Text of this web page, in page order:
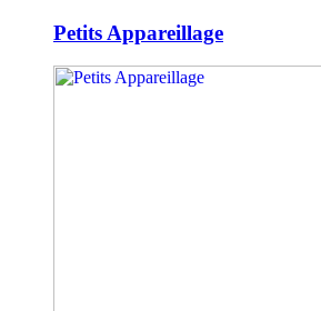
Petits Appareillage